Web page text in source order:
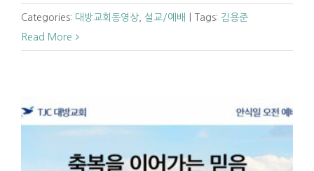
Categories: 대방교회동영상 설교/예배 Tags: 김용준
Read More